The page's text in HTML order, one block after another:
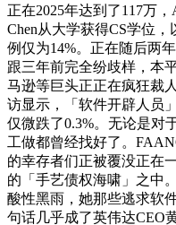
正在2025年达到了117万
Chen从大学获得CS学位
例仅为14%。正在随后两
跟三年前完全纷歧样，本
马逊等巨头正正在疯狂裁
访显示，「软件开辟人员
仅微跌了0.3%。无论是对
工做都曾经找好了。
的幸存者们正被覆没正在
的「手艺债权海啸」之中
酸性黑雨，她那些逃求软
句话几乎成了英伟达CEO